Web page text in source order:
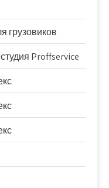
грузовиков
Proffservice